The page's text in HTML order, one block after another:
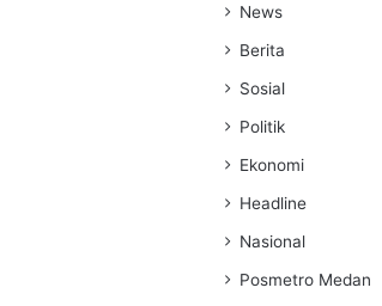
News
Berita
Sosial
Politik
Ekonomi
Headline
Nasional
Posmetro Medan